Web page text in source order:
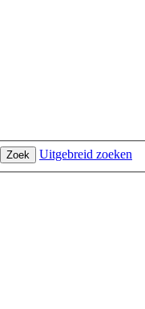
Zoek
Uitgebreid zoeken